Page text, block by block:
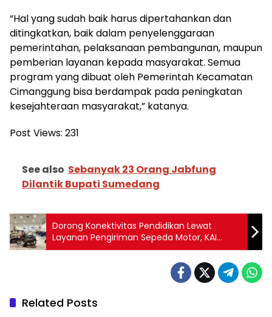
“Hal yang sudah baik harus dipertahankan dan
ditingkatkan, baik dalam penyelenggaraan
pemerintahan, pelaksanaan pembangunan, maupun
pemberian layanan kepada masyarakat. Semua
program yang dibuat oleh Pemerintah Kecamatan
Cimanggung bisa berdampak pada peningkatan
kesejahteraan masyarakat,” katanya.
Post Views: 231
See also Sebanyak 23 Orang Jabfung
Dilantik Bupati Sumedang
Dorong Konektivitas Pendidikan Lewat
Layanan Pengiriman Sepeda Motor, KAI
Logistik Suskes Kirim 43 Ribu Motor
Related Posts